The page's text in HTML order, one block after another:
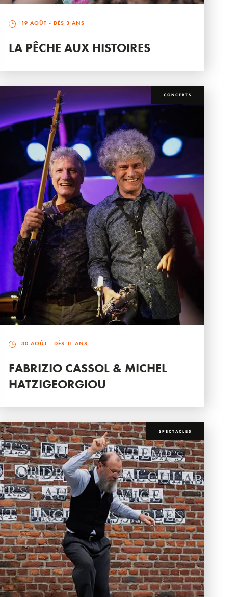
19 AOÛT - DÈS 3 ANS
LA PÊCHE AUX HISTOIRES
CONCERTS
30 AOÛT - DÈS 11 ANS
FABRIZIO CASSOL & MICHEL
HATZIGEORGIOU
SPECTACLES